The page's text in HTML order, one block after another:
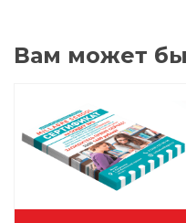
Вам может